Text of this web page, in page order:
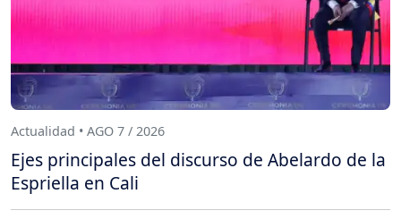
Actualidad • AGO 7 / 2026
Ejes principales del discurso de Abelardo de la
Espriella en Cali